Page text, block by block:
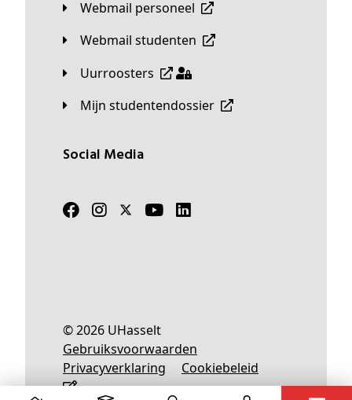
Webmail personeel
Webmail studenten
Uurroosters
Mijn studentendossier
Social Media
© 2026 UHasselt
Gebruiksvoorwaarden
Privacyverklaring
Cookiebeleid